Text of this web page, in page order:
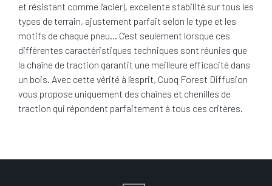
et résistant comme l'acier), excellente stabilité sur tous les
types de terrain, ajustement parfait selon le type et les
motifs de chaque pneu… C'est seulement lorsque ces
différentes caractéristiques techniques sont réunies que
la chaîne de traction garantit une meilleure efficacité dans
un bois. Avec cette vérité à l'esprit, Cuoq Forest Diffusion
vous propose uniquement des chaînes et chenilles de
traction qui répondent parfaitement à tous ces critères.